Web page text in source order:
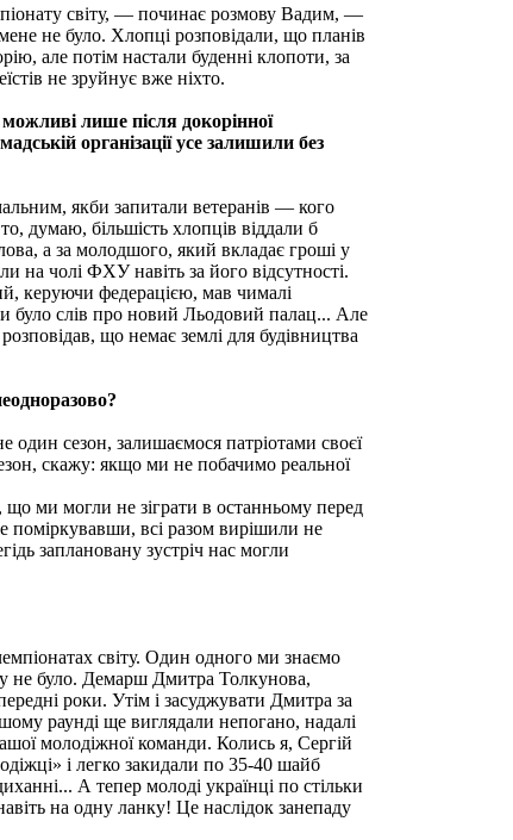
світу, — починає розмову Вадим, —
не було. Хлопці розповідали, що планів
але потім настали буденні клопоти, за
не зруйнує вже ніхто.
лише після докорінної
організації усе залишили без
якби запитали ветеранів — кого
думаю, більшість хлопців віддали б
а за молодшого, який вкладає гроші у
на чолі ФХУ навіть за його відсутності.
керуючи федерацією, мав чималі
було слів про новий Льодовий палац... Але
що немає землі для будівництва
один сезон, залишаємося патріотами своєї
скажу: якщо ми не побачимо реальної
ми могли не зіграти в останньому перед
поміркувавши, всі разом вирішили не
заплановану зустріч нас могли
світу. Один одного ми знаємо
не було. Демарш Дмитра Толкунова,
роки. Утім і засуджувати Дмитра за
раунді ще виглядали непогано, надалі
молодіжної команди. Колись я, Сергій
і легко закидали по 35-40 шайб
А тепер молоді українці по стільки
на одну ланку! Це наслідок занепаду